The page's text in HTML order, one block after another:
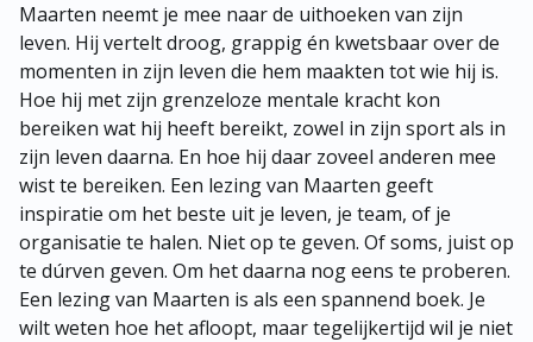
Maarten neemt je mee naar de uithoeken van zijn
leven. Hij vertelt droog, grappig én kwetsbaar over de
momenten in zijn leven die hem maakten tot wie hij is.
Hoe hij met zijn grenzeloze mentale kracht kon
bereiken wat hij heeft bereikt, zowel in zijn sport als in
zijn leven daarna. En hoe hij daar zoveel anderen mee
wist te bereiken. Een lezing van Maarten geeft
inspiratie om het beste uit je leven, je team, of je
organisatie te halen. Niet op te geven. Of soms, juist op
te dúrven geven. Om het daarna nog eens te proberen.
Een lezing van Maarten is als een spannend boek. Je
wilt weten hoe het afloopt, maar tegelijkertijd wil je niet